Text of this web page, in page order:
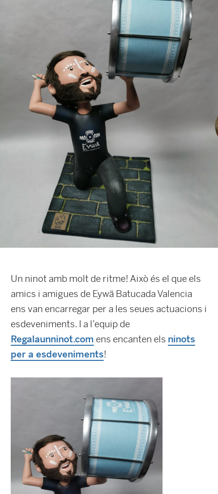
Un ninot amb molt de ritme! Això és el que els
amics i amigues de Eywä Batucada Valencia
ens van encarregar per a les seues actuacions i
esdeveniments. I a l’equip de
Regalaunninot.com ens encanten els ninots
per a esdeveniments!